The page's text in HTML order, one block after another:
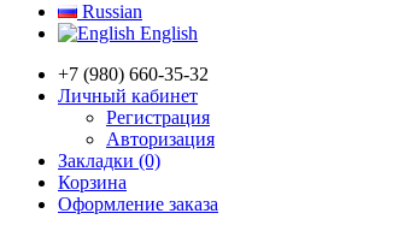
Russian
English
+7 (980) 660-35-32
Личный кабинет
Регистрация
Авторизация
Закладки (0)
Корзина
Оформление заказа